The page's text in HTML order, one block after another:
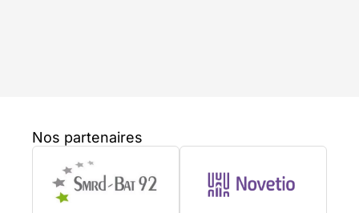
Nos partenaires